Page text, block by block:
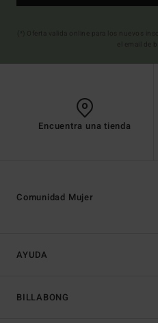
Encuentra una tienda
AYUDA
BILLABONG
Comunidad Mujer